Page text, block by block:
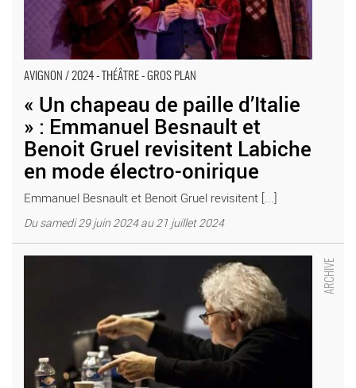
AVIGNON / 2024 - THÉÂTRE - GROS PLAN
« Un chapeau de paille d’Italie
» : Emmanuel Besnault et
Benoit Gruel revisitent Labiche
en mode électro-onirique
Emmanuel Besnault et Benoit Gruel revisitent [...]
Du samedi 29 juin 2024 au 21 juillet 2024
Alain Françon met en scène « Un Chapeau de paille d’Italie » de
Labiche, au-delà des stéréotypes - Critique sortie Théâtre Paris